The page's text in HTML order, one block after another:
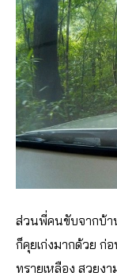
ส่วนพี่คนขับจากบ้า
ก็คุยเก่งมากด้วย ก่
ทรายเหลือง สวยงา